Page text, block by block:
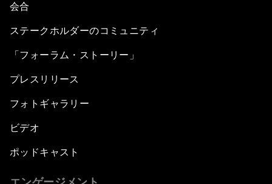
会合
ステークホルダーのコミュニティ
「フォーラム・ストーリー」
プレスリリース
フォトギャラリー
ビデオ
ポッドキャスト